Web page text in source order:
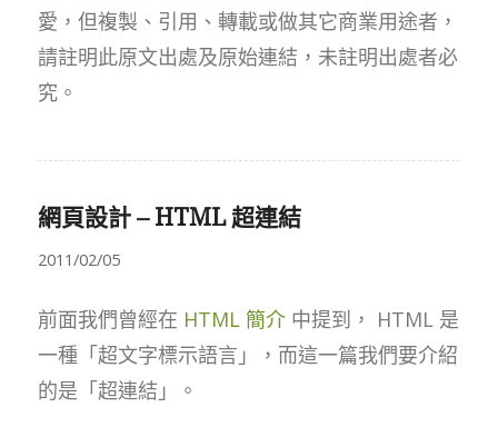
愛，但複製、引用、轉載或做其它商業用途者，
請註明此原文出處及原始連結，未註明出處者必
究。
網頁設計 – HTML 超連結
2011/02/05
前面我們曾經在 HTML 簡介中提到， HTML 是
一種「超文字標示語言」，而這一篇我們要介紹
的是「超連結」。